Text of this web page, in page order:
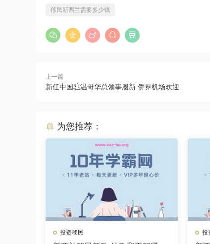
移民新西兰需要多少钱
上一篇
新任中国驻温哥华总领事履新 侨界机场欢迎
为您推荐：
投资移民 投